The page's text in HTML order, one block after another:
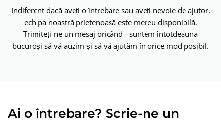
Indiferent dacă aveți o întrebare sau aveți nevoie de ajutor,
echipa noastră prietenoasă este mereu disponibilă.
Trimiteți-ne un mesaj oricând - suntem întotdeauna
bucuroși să vă auzim și să vă ajutăm în orice mod posibil.
Ai o întrebare? Scrie-ne un